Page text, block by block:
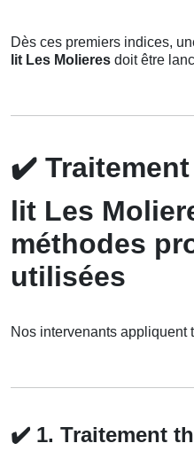
Dès ces premiers indices,
lit Les Molieres doit être
✔️
lit Les
méthodes
utilisées
Nos intervenants appliquent
✔️ 1. Traitement